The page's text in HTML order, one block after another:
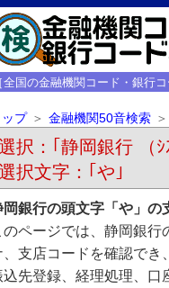
全国の金融機関コード・銀行
ップ 金融機関50音検索
択：｢静岡銀行 （
択文字：｢や｣
岡銀行の頭文字「や」の
のページでは、静岡銀
、支店コードを確認でき
込先登録、経理処理、口